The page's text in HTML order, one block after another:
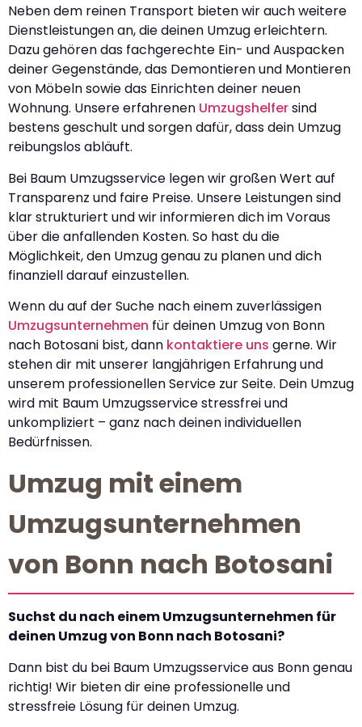
Neben dem reinen Transport bieten wir auch weitere
Dienstleistungen an, die deinen Umzug erleichtern.
Dazu gehören das fachgerechte Ein- und Auspacken
deiner Gegenstände, das Demontieren und Montieren
von Möbeln sowie das Einrichten deiner neuen
Wohnung. Unsere erfahrenen Umzugshelfersind
bestens geschult und sorgen dafür, dass dein Umzug
reibungslos abläuft.
Bei Baum Umzugsservice legen wir großen Wert auf
Transparenz und faire Preise. Unsere Leistungen sind
klar strukturiert und wir informieren dich im Voraus
über die anfallenden Kosten. So hast du die
Möglichkeit, den Umzug genau zu planen und dich
finanziell darauf einzustellen.
Wenn du auf der Suche nach einem zuverlässigen
Umzugsunternehmen für deinen Umzug von Bonn
nach Botosani bist, dann kontaktiere uns gerne. Wir
stehen dir mit unserer langjährigen Erfahrung und
unserem professionellen Service zur Seite. Dein Umzug
wird mit Baum Umzugsservice stressfrei und
unkompliziert – ganz nach deinen individuellen
Bedürfnissen.
Umzug mit einem
Umzugsunternehmen
von Bonn nach Botosani
Suchst du nach einem Umzugsunternehmen für
deinen Umzug von Bonn nach Botosani?
Dann bist du bei Baum Umzugsservice aus Bonn genau
richtig! Wir bieten dir eine professionelle und
stressfreie Lösung für deinen Umzug.